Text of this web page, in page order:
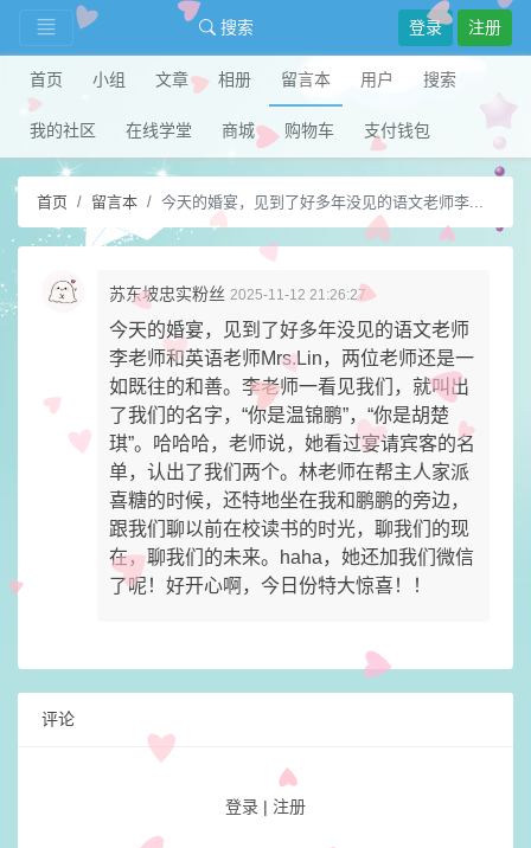
搜索 登录 注册
首页 小组 文章 相册 留言本 用户 搜索
我的社区 在线学堂 商城 购物车 支付钱包
首页 留言本 今天的婚宴，见到了好多年没见的语文老师李...
苏东坡忠实粉丝 2025-11-12 21:26:27
今天的婚宴，见到了好多年没见的语文老师
李老师和英语老师Mrs.Lin，两位老师还是一
如既往的和善。李老师一看见我们，就叫出
了我们的名字，“你是温锦鹏”，“你是胡楚
琪”。哈哈哈，老师说，她看过宴请宾客的名
单，认出了我们两个。林老师在帮主人家派
喜糖的时候，还特地坐在我和鹏鹏的旁边，
跟我们聊以前在校读书的时光，聊我们的现
在，聊我们的未来。haha，她还加我们微信
了呢！好开心啊，今日份特大惊喜！！
评论
登录 | 注册